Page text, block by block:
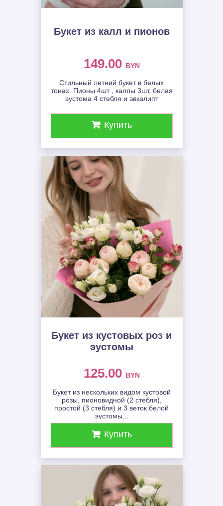
Букет из калл и пионов
149.00 BYN
Стильный летний букет в белых
тонах. Пионы 4шт , каллы 3шт, белая
эустома 4 стебля и эвкалипт
Купить
Букет из кустовых роз и
эустомы
125.00 BYN
Букет из нескольких видом кустовой
розы, пионовидной (2 стебля),
простой (3 стебля) и 3 веток белой
эустомы...
Купить